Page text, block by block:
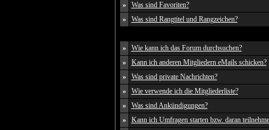
»
Was sind Favoriten?
»
Was sind Rangtitel und Rangzeichen?
»
Wie kann ich das Forum durchsuchen?
»
Kann ich anderen Mitgliedern eMails schicken?
»
Was sind private Nachrichten?
»
Wie verwende ich die Mitgliederliste?
»
Was sind Ankündigungen?
»
Kann ich Umfragen starten bzw. daran